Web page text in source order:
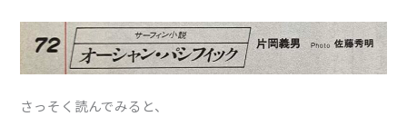
さっそく読んでみると、